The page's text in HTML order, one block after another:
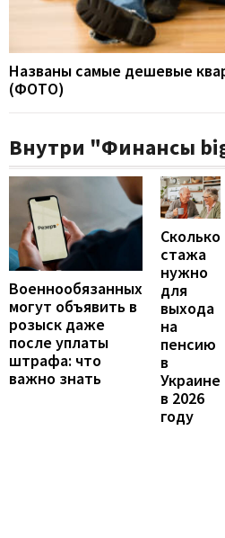
Названы самые дешевые
(ФОТО)
Внутри "Финансы
Военнообязанных
могут объявить в
розыск даже
после уплаты
штрафа: что
важно знать
Сколько
стажа
нужно
для
выхода
на
пенсию
в
Украине
в 2026
году